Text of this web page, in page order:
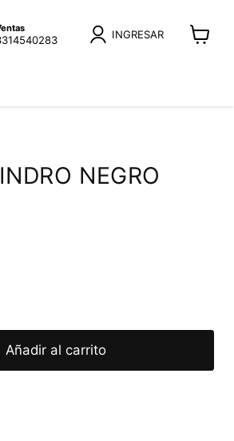
INGRESAR
NEGRO
Añadir al carrito